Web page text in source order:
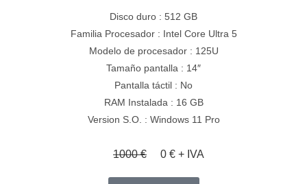
Disco duro : 512 GB
Familia Procesador : Intel Core Ultra 5
Modelo de procesador : 125U
Tamaño pantalla : 14″
Pantalla táctil : No
RAM Instalada : 16 GB
Version S.O. : Windows 11 Pro
1000 € 0 € + IVA